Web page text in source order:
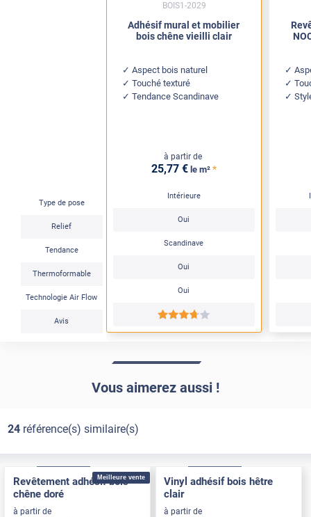
Type de pose
Relief
Tendance
Thermoformable
Technologie Air Flow
Avis
Adhésif mural et mobilier
bois chêne vieilli clair
Aspect bois naturel
Touché texturé
Tendance Scandinave
à partir de
25,77 € le m² *
Intérieure
Oui
Scandinave
Oui
Oui
*****
BOIS1-2029
Vous aimerez aussi !
24référence(s) similaire(s)
Meilleure vente
Revêtement adhésif bois
chêne doré
à partir de
Vinyl adhésif bois hêtre
clair
à partir de